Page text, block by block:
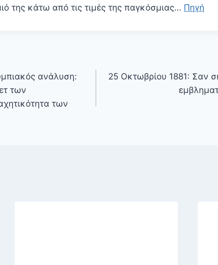
της κάτω από τις τιμές της παγκόσμιας… Πηγή
ανάλυση:
των
των
25 Οκτωβρίου 1881: Σαν